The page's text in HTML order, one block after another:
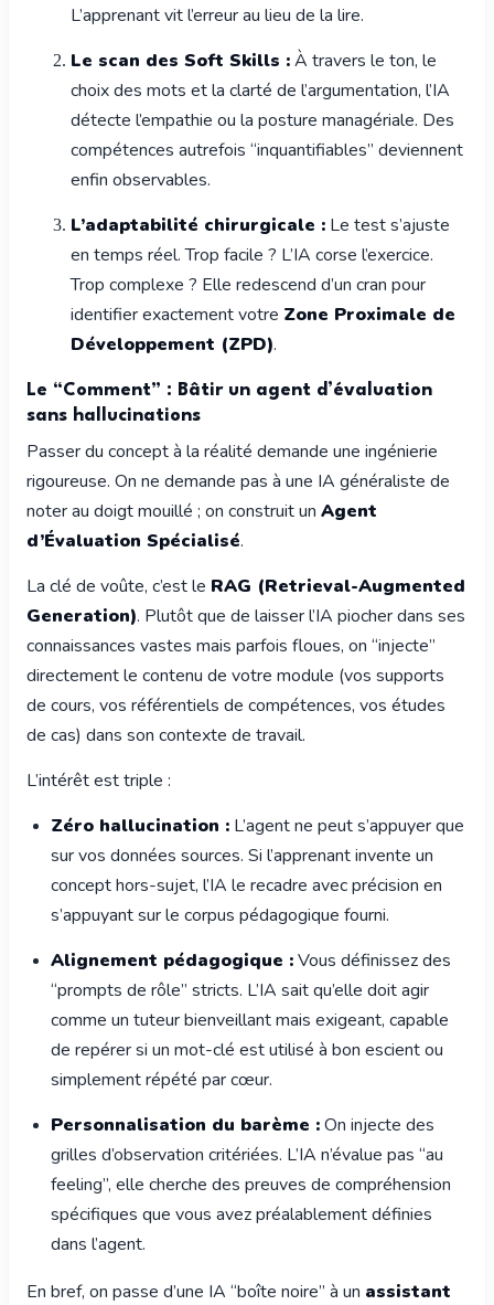
L’apprenant vit l’erreur au lieu de la lire.
Le scan des Soft Skills :À travers le ton, le
choix des mots et la clarté de l’argumentation, l’IA
détecte l’empathie ou la posture managériale. Des
compétences autrefois “inquantifiables” deviennent
enfin observables.
L’adaptabilité chirurgicale : Le test s’ajuste
en temps réel. Trop facile ? L’IA corse l’exercice.
Trop complexe ? Elle redescend d’un cran pour
identifier exactement votre Zone Proximale de
Développement (ZPD).
Le “Comment” : Bâtir un agent d’évaluation
sans hallucinations
Passer du concept à la réalité demande une ingénierie
rigoureuse. On ne demande pas à une IA généraliste de
noter au doigt mouillé ; on construit un Agent
d’Évaluation Spécialisé.
La clé de voûte, c’est le RAG (Retrieval-Augmented
Generation). Plutôt que de laisser l’IA piocher dans ses
connaissances vastes mais parfois floues, on “injecte”
directement le contenu de votre module (vos supports
de cours, vos référentiels de compétences, vos études
de cas) dans son contexte de travail.
L’intérêt est triple :
Zéro hallucination : L’agent ne peut s’appuyer que
sur vos données sources. Si l’apprenant invente un
concept hors-sujet, l’IA le recadre avec précision en
s’appuyant sur le corpus pédagogique fourni.
Alignement pédagogique :Vous définissez des
“prompts de rôle” stricts. L’IA sait qu’elle doit agir
comme un tuteur bienveillant mais exigeant, capable
de repérer si un mot-clé est utilisé à bon escient ou
simplement répété par cœur.
Personnalisation du barème :On injecte des
grilles d’observation critériées. L’IA n’évalue pas “au
feeling”, elle cherche des preuves de compréhension
spécifiques que vous avez préalablement définies
dans l’agent.
En bref, on passe d’une IA “boîte noire” à un assistant